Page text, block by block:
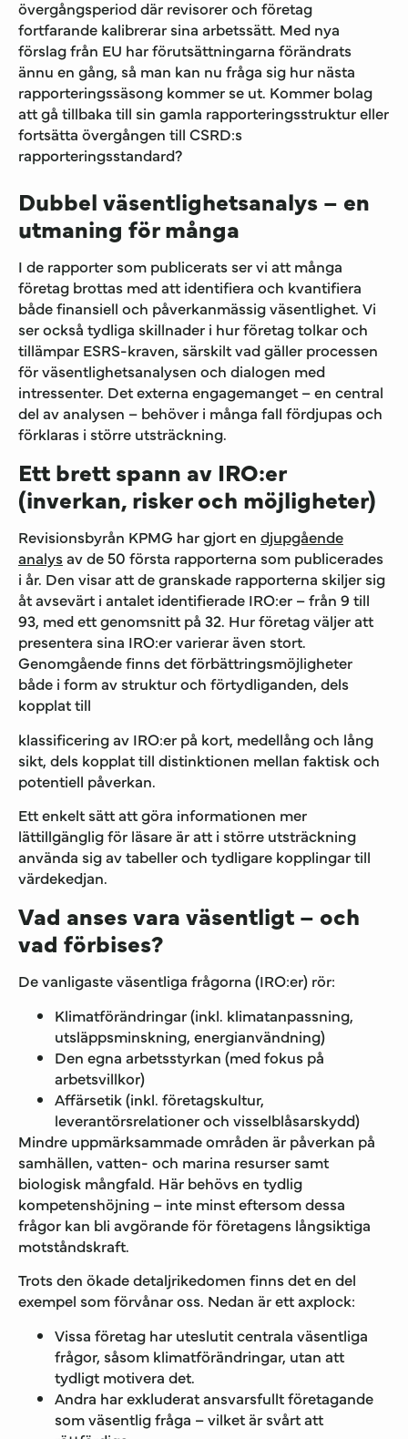
övergångsperiod där revisorer och företag
fortfarande kalibrerar sina arbetssätt. Med nya
förslag från EU har förutsättningarna förändrats
ännu en gång, så man kan nu fråga sig hur nästa
rapporteringssäsong kommer se ut. Kommer bolag
att gå tillbaka till sin gamla rapporteringsstruktur eller
fortsätta övergången till CSRD:s
rapporteringsstandard?
Dubbel väsentlighetsanalys – en
utmaning för många
I de rapporter som publicerats ser vi att många
företag brottas med att identifiera och kvantifiera
både finansiell och påverkanmässig väsentlighet. Vi
ser också tydliga skillnader i hur företag tolkar och
tillämpar ESRS-kraven, särskilt vad gäller processen
för väsentlighetsanalysen och dialogen med
intressenter. Det externa engagemanget – en central
del av analysen – behöver i många fall fördjupas och
förklaras i större utsträckning.
Ett brett spann av IRO:er
(inverkan, risker och möjligheter)
Revisionsbyrån KPMG har gjort en djupgående
analysav de 50 första rapporterna som publicerades
i år. Den visar att de granskade rapporterna skiljer sig
åt avsevärt i antalet identifierade IRO:er – från 9 till
93, med ett genomsnitt på 32. Hur företag väljer att
presentera sina IRO:er varierar även stort.
Genomgående finns det förbättringsmöjligheter
både i form av struktur och förtydliganden, dels
kopplat till
klassificering av IRO:er på kort, medellång och lång
sikt, dels kopplat till distinktionen mellan faktisk och
potentiell påverkan.
Ett enkelt sätt att göra informationen mer
lättillgänglig för läsare är att i större utsträckning
använda sig av tabeller och tydligare kopplingar till
värdekedjan.
Vad anses vara väsentligt – och
vad förbises?
De vanligaste väsentliga frågorna (IRO:er) rör:
Klimatförändringar (inkl. klimatanpassning,
utsläppsminskning, energianvändning)
Den egna arbetsstyrkan (med fokus på
arbetsvillkor)
Affärsetik (inkl. företagskultur,
leverantörsrelationer och visselblåsarskydd)
Mindre uppmärksammade områden är påverkan på
samhällen, vatten- och marina resurser samt
biologisk mångfald. Här behövs en tydlig
kompetenshöjning – inte minst eftersom dessa
frågor kan bli avgörande för företagens långsiktiga
motståndskraft.
Trots den ökade detaljrikedomen finns det en del
exempel som förvånar oss. Nedan är ett axplock:
Vissa företag har uteslutit centrala väsentliga
frågor, såsom klimatförändringar, utan att
tydligt motivera det.
Andra har exkluderat ansvarsfullt företagande
som väsentlig fråga – vilket är svårt att